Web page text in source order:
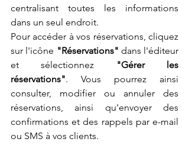
centralisant toutes les informations
dans un seul endroit.
Pour accéder à vos réservations, cliquez
sur l'icône "Réservations" dans l'éditeur
et sélectionnez
"Gérer les
réservations". Vous pourrez ainsi
consulter, modifier ou annuler des
réservations, ainsi qu'envoyer des
confirmations et des rappels par e-mail
ou SMS à vos clients.